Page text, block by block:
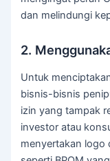
dan melindungi
2.
Untuk
bisnis-bisnis
izin yang tampak
investor atau
menyertakan logo